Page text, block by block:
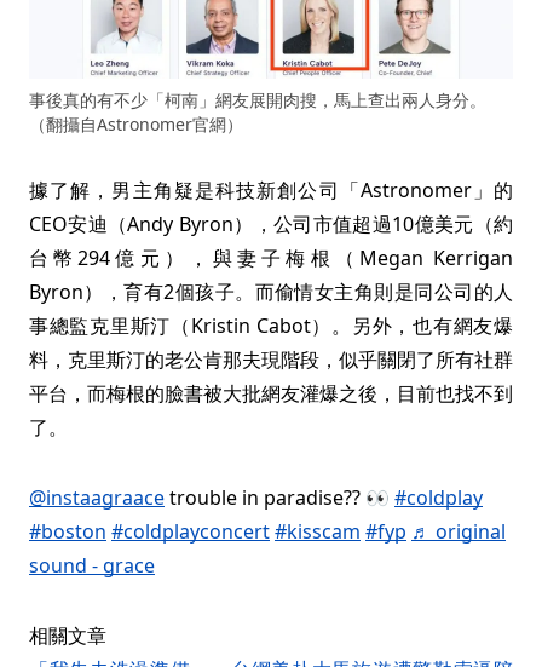
事後真的有不少「柯南」網友展開肉搜，馬上查出兩人身分。
（翻攝自Astronomer官網）
據了解，男主角疑是科技新創公司「Astronomer」的
CEO安迪（Andy Byron），公司市值超過10億美元（約
台幣294億元），與妻子梅根（Megan Kerrigan
Byron），育有2個孩子。而偷情女主角則是同公司的人
事總監克里斯汀（Kristin Cabot）。另外，也有網友爆
料，克里斯汀的老公肯那夫現階段，似乎關閉了所有社群
平台，而梅根的臉書被大批網友灌爆之後，目前也找不到
了。
@instaagraacetrouble in paradise?? 👀 #coldplay
#boston #coldplayconcert#kisscam #fyp ♬ original
sound - grace
相關文章